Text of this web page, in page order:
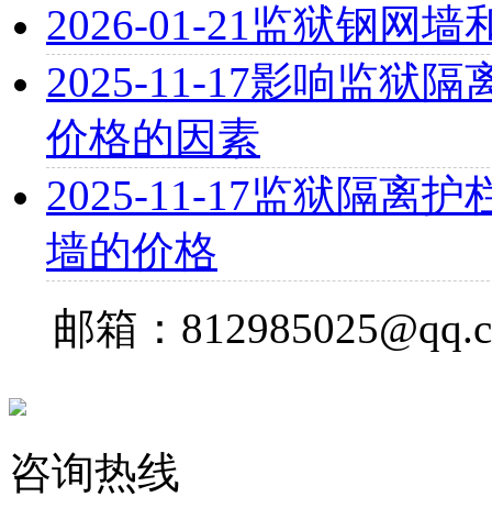
2026-01-21监狱钢网墙
2025-11-17影响监狱隔
价格的因素
2025-11-17监狱隔离护
墙的价格
邮箱：
咨询热线